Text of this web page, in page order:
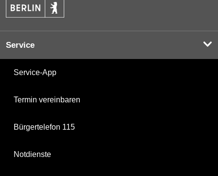
Service
Service-App
Termin vereinbaren
Bürgertelefon 115
Notdienste